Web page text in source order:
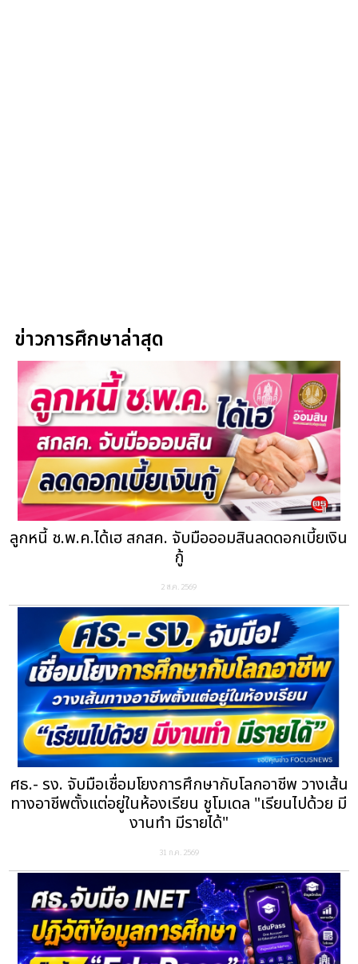
ข่าวการศึกษาล่าสุด
ลูกหนี้ ช.พ.ค.ได้เฮ สกสค. จับมือออมสินลดดอกเบี้ยเงิน
กู้
2 ส.ค. 2569
ศธ.- รง. จับมือเชื่อมโยงการศึกษากับโลกอาชีพ วางเส้น
ทางอาชีพตั้งแต่อยู่ในห้องเรียน ชูโมเดล "เรียนไปด้วย มี
งานทำ มีรายได้"
31 ก.ค. 2569